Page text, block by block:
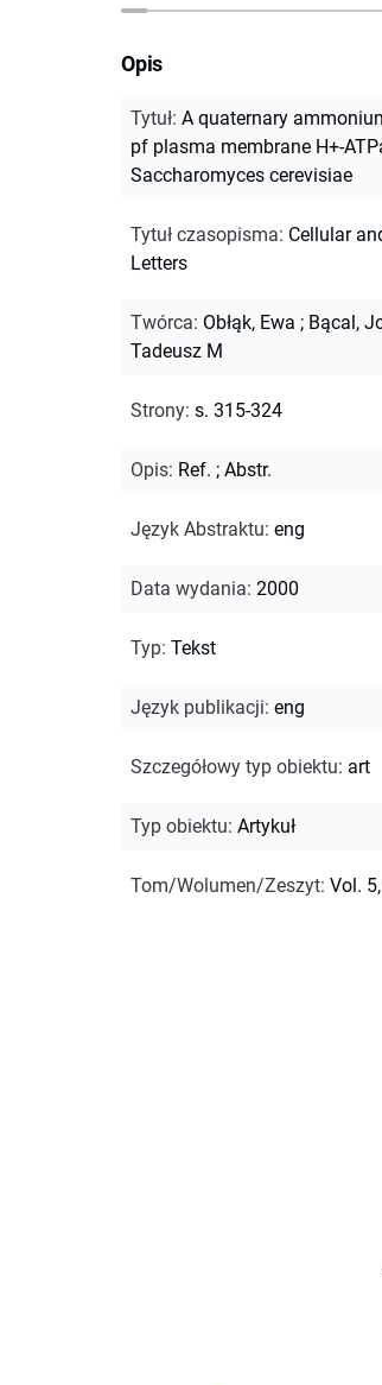
Opis
Tytuł: A quaternary
pf plasma membrane H+-
Saccharomyces cerevisiae
Tytuł czasopisma: Cellular
Letters
Twórca: Obłąk, Ewa ; Bącal,
Tadeusz M
Strony: s. 315-324
Opis: Ref. ; Abstr.
Język Abstraktu: eng
Data wydania: 2000
Typ: Tekst
Język publikacji: eng
Szczegółowy typ obiektu: art
Typ obiektu: Artykuł
Tom/Wolumen/Zeszyt: Vol.